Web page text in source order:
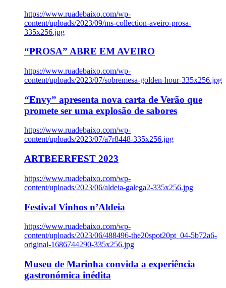
https://www.ruadebaixo.com/wp-
content/uploads/2023/09/ms-collection-aveiro-prosa-
335x256.jpg
“PROSA” ABRE EM AVEIRO
https://www.ruadebaixo.com/wp-
content/uploads/2023/07/sobremesa-golden-hour-335x256.jpg
“Envy” apresenta nova carta de Verão que
promete ser uma explosão de sabores
https://www.ruadebaixo.com/wp-
content/uploads/2023/07/a7r8448-335x256.jpg
ARTBEERFEST 2023
https://www.ruadebaixo.com/wp-
content/uploads/2023/06/aldeia-galega2-335x256.jpg
Festival Vinhos n’Aldeia
https://www.ruadebaixo.com/wp-
content/uploads/2023/06/488496-the20spot20pt_04-5b72a6-
original-1686744290-335x256.jpg
Museu de Marinha convida a experiência
gastronómica inédita